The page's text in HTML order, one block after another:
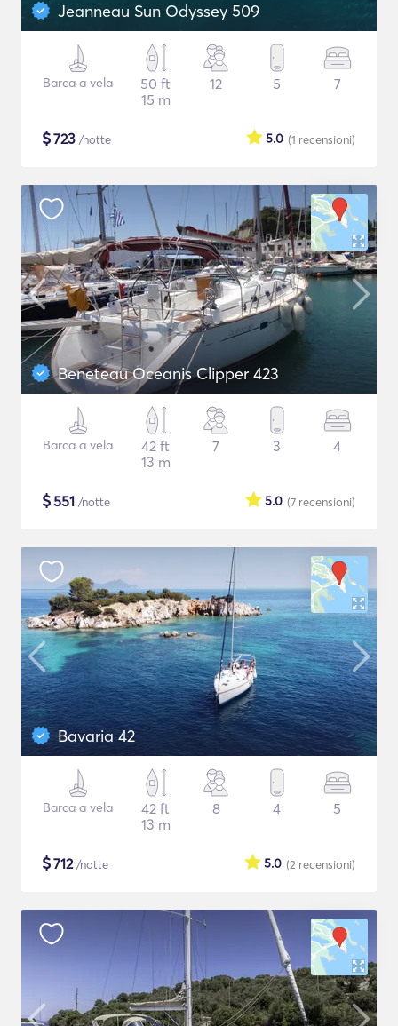
Jeanneau Sun Odyssey 509
Barca a vela
50 ft
15 m
12 5 7
$723 /notte (1 recensioni)
5.0
Beneteau Oceanis Clipper 423
Barca a vela
42 ft
13 m
7 3 4
$551 /notte (7 recensioni)
5.0
Bavaria 42
Barca a vela
42 ft
13 m
8 4 5
$712/notte (2 recensioni)
5.0